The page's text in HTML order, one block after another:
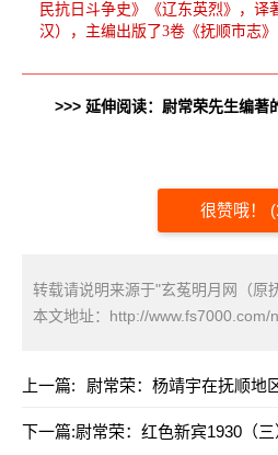
民抗日斗争史》《辽东英烈》，译
汉），主编出版了3卷《抚顺市志》
>>> 延伸阅读：尉常荣先生编著
很赞哦！ (
转载请说明来源于"玄菟明月网（原
本文地址： http://www.fs7000.com/
上一篇: 尉常荣：杨靖宇在抚顺地
下一篇:尉常荣：红色新宾1930（三